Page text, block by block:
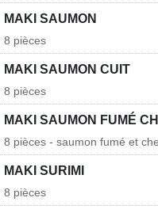
MAKI SAUMON
8 pièces
MAKI SAUMON CUIT
8 pièces
MAKI SAUMON FUMÉ
8 pièces - saumon fumé et
MAKI SURIMI
8 pièces